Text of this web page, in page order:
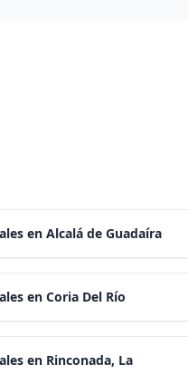
en Alcalá de Guadaíra
en Coria Del Río
en Rinconada, La